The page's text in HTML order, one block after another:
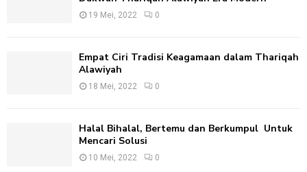
19 Mei, 2022 0
Empat Ciri Tradisi Keagamaan dalam Thariqah
Alawiyah
18 Mei, 2022 0
Halal Bihalal, Bertemu dan Berkumpul Untuk
Mencari Solusi
10 Mei, 2022 0